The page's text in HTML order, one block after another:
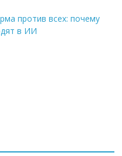
против всех: почему
в ИИ